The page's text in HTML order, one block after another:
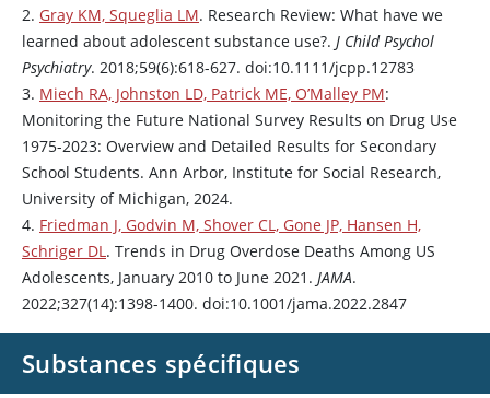
2. Gray KM, Squeglia LM. Research Review: What have we
learned about adolescent substance use?. J Child Psychol
Psychiatry. 2018;59(6):618-627. doi:10.1111/jcpp.12783
3. Miech RA, Johnston LD, Patrick ME, O’Malley PM:
Monitoring the Future National Survey Results on Drug Use
1975-2023: Overview and Detailed Results for Secondary
School Students. Ann Arbor, Institute for Social Research,
University of Michigan, 2024.
4. Friedman J, Godvin M, Shover CL, Gone JP, Hansen H,
Schriger DL. Trends in Drug Overdose Deaths Among US
Adolescents, January 2010 to June 2021. JAMA.
2022;327(14):1398-1400. doi:10.1001/jama.2022.2847
Substances spécifiques